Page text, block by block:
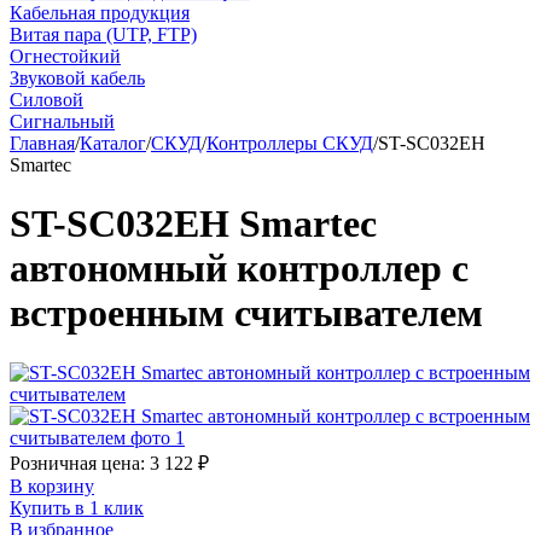
Кабельная продукция
Витая пара (UTP, FTP)
Огнестойкий
Звуковой кабель
Силовой
Сигнальный
Главная/Каталог/СКУД/Контроллеры СКУД/ST-SC032EH
Smartec
ST-SC032EH Smartec
автономный контроллер с
встроенным считывателем
Розничная цена: 3 122 ₽
В корзину
Купить в 1 клик
В избранное